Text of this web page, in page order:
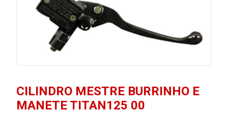
CILINDRO MESTRE BURRINHO E
MANETE TITAN125 00